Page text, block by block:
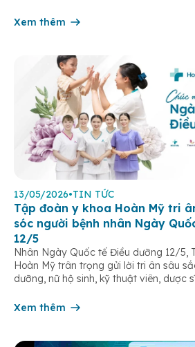
Xem thêm
13/05/2026•TIN TỨC
Tập đoàn y khoa Hoàn Mỹ tri
sóc người bệnh nhân Ngày
12/5
Nhân Ngày Quốc tế Điều dưỡng 12/5,
Hoàn Mỹ trân trọng gửi lời tri ân sâu
dưỡng, nữ hộ sinh, kỹ thuật viên, dược
âm thầm đồng hành trên […]
Xem thêm